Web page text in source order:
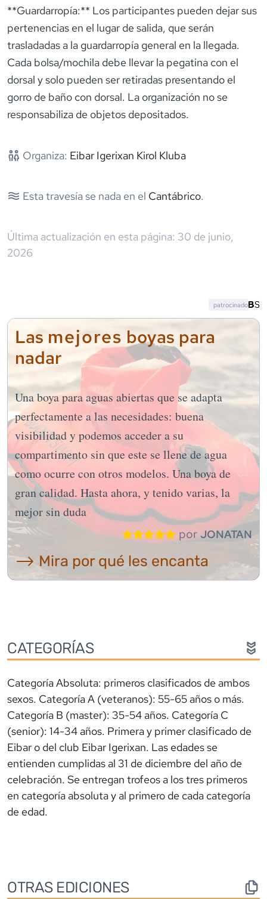
**Guardarropía:** Los participantes pueden dejar sus
pertenencias en el lugar de salida, que serán
trasladadas a la guardarropía general en la llegada.
Cada bolsa/mochila debe llevar la pegatina con el
dorsal y solo pueden ser retiradas presentando el
gorro de baño con dorsal. La organización no se
responsabiliza de objetos depositados.
Organiza: Eibar Igerixan Kirol Kluba
Esta travesía se nada en el Cantábrico.
Última actualización en esta página: 30 de junio,
2026
Las mejores boyas para
nadar
Una boya para aguas abiertas que se adapta
perfectamente a las necesidades: buena
visibilidad y podemos acceder a su
compartimento sin que este se llene de agua
como ocurre con otros modelos. Una boya de
gran calidad. Hasta ahora, y tenido varias, la
mejor sin duda
por JONATAN
⟶ Mira por qué les encanta
patrocinado
CATEGORÍAS
Categoría Absoluta: primeros clasificados de ambos
sexos. Categoría A (veteranos): 55-65 años o más.
Categoría B (master): 35-54 años. Categoría C
(senior): 14-34 años. Primera y primer clasificado de
Eibar o del club Eibar Igerixan. Las edades se
entienden cumplidas al 31 de diciembre del año de
celebración. Se entregan trofeos a los tres primeros
en categoría absoluta y al primero de cada categoría
de edad.
OTRAS EDICIONES